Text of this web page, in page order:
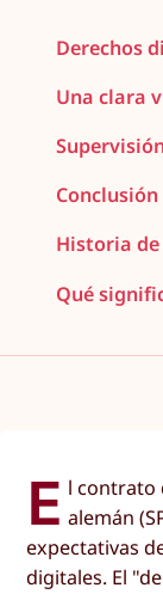
Derechos
Una clara
Conclusión
Historia
Qué
E l contrato
alemán
expectativas
digitales. El